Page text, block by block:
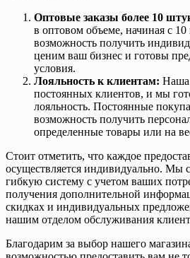
Оптовые заказы более 10
в оптовом объеме, начиная с
возможность получить
ценим ваш бизнес и готовы
условия.
Лояльность к клиентам: Наша
постоянных клиентов, и мы
лояльность. Постоянные
возможность получить
определенные товары или на
Стоит отметить, что каждое
осуществляется индивидуально. Мы
гибкую систему с учетом ваших
получения дополнительной
скидках и индивидуальных
нашим отделом обслуживания
Благодарим за выбор нашего